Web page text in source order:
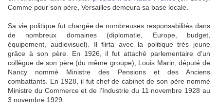
Comme pour son père, Versailles demeura sa base locale.
Sa vie politique fut chargée de nombreuses responsabilités dans
de nombreux domaines (diplomatie, Europe, budget,
équipement, audiovisuel). Il flirta avec la politique très jeune
grâce à son père. En 1926, il fut attaché parlementaire d’un
collègue de son père (du même groupe), Louis Marin, député de
Nancy nommé Ministre des Pensions et des Anciens
combattants. En 1928, il fut chef de cabinet de son père nommé
Ministre du Commerce et de l’Industrie du 11 novembre 1928 au
3 novembre 1929.